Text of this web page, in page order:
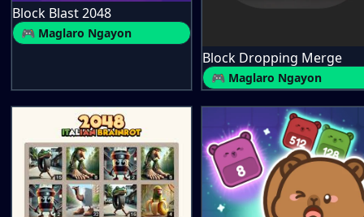
Block Blast 2048
🎮 Maglaro Ngayon
Block Dropping Merge
🎮 Maglaro Ngayon